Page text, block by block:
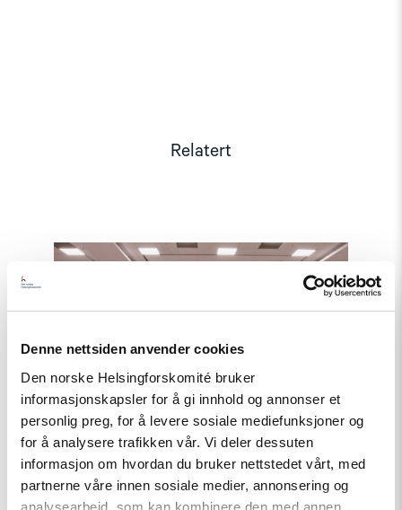
Denne nettsiden anvender cookies
Den norske Helsingforskomité bruker
informasjonskapsler for å gi innhold og annonser et
personlig preg, for å levere sosiale mediefunksjoner og
for å analysere trafikken vår. Vi deler dessuten
informasjon om hvordan du bruker nettstedet vårt, med
partnerne våre innen sosiale medier, annonsering og
analysearbeid, som kan kombinere den med annen
Relatert
Read
article
om
og
friheter"